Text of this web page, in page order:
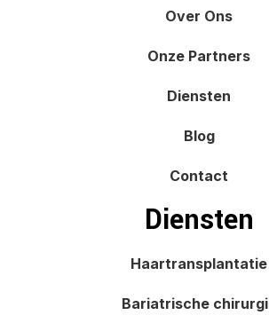
Over Ons
Onze Partners
Diensten
Blog
Contact
Diensten
Haartransplantatie
Bariatrische